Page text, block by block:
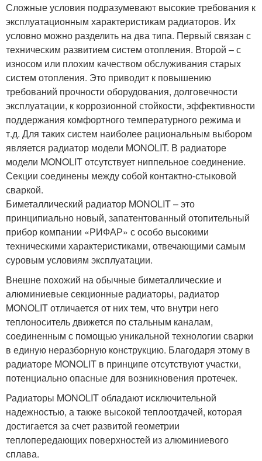
Сложные условия подразумевают высокие требования к
эксплуатационным характеристикам радиаторов. Их
условно можно разделить на два типа. Первый связан с
техническим развитием систем отопления. Второй – с
износом или плохим качеством обслуживания старых
систем отопления. Это приводит к повышению
требований прочности оборудования, долговечности
эксплуатации, к коррозионной стойкости, эффективности
поддержания комфортного температурного режима и
т.д. Для таких систем наиболее рациональным выбором
является радиатор модели MONOLIT. В радиаторе
модели MONOLIT отсутствует ниппельное соединение.
Секции соединены между собой контактно-стыковой
сваркой.
Биметаллический радиатор MONOLIT – это
принципиально новый, запатентованный отопительный
прибор компании «РИФАР» с особо высокими
техническими характеристиками, отвечающими самым
суровым условиям эксплуатации.
Внешне похожий на обычные биметаллические и
алюминиевые секционные радиаторы, радиатор
MONOLIT отличается от них тем, что внутри него
теплоноситель движется по стальным каналам,
соединенным с помощью уникальной технологии сварки
в единую неразборную конструкцию. Благодаря этому в
радиаторе MONOLIT в принципе отсутствуют участки,
потенциально опасные для возникновения протечек.
Радиаторы MONOLIT обладают исключительной
надежностью, а также высокой теплоотдачей, которая
достигается за счет развитой геометрии
теплопередающих поверхностей из алюминиевого
сплава.